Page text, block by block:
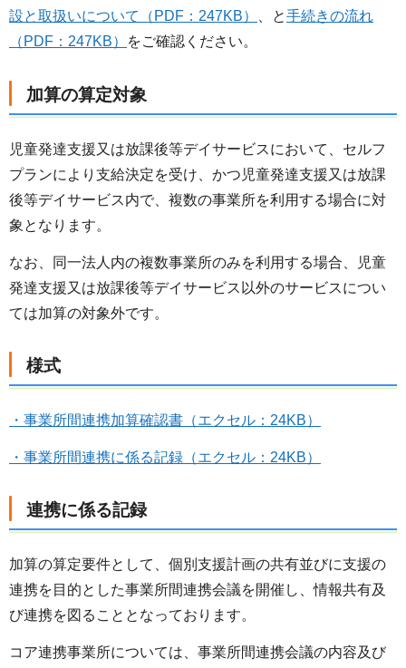
設と取扱いについて（PDF：247KB）
、と手続きの流れ
（PDF：247KB）
をご確認ください。
加算の算定対象
児童発達支援又は放課後等デイサービスにおいて、セルフ
プランにより支給決定を受け、かつ児童発達支援又は放課
後等デイサービス内で、複数の事業所を利用する場合に対
象となります。
なお、同一法人内の複数事業所のみを利用する場合、児童
発達支援又は放課後等デイサービス以外のサービスについ
ては加算の対象外です。
様式
・事業所間連携加算確認書（エクセル：24KB）
・事業所間連携に係る記録（エクセル：24KB）
連携に係る記録
加算の算定要件として、個別支援計画の共有並びに支援の
連携を目的とした事業所間連携会議を開催し、情報共有及
び連携を図ることとなっております。
コア連携事業所については、事業所間連携会議の内容及び